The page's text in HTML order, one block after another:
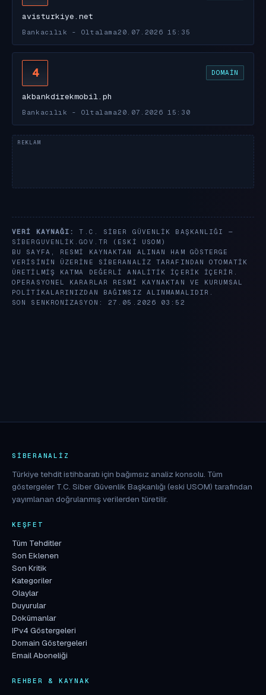
avisturkiye.net
Bankacılık - Oltalama20.07.2026 15:35
4 DOMAIN
akbankdirekmobil.ph
Bankacılık - Oltalama20.07.2026 15:30
VERI KAYNAĞI:
T.C. SIBER GÜVENLIK BAŞKANLIĞI —
SIBERGUVENLIK.GOV.TR
(ESKI USOM)
BU SAYFA, RESMI KAYNAKTAN ALINAN HAM GÖSTERGE
VERISININ ÜZERINE SIBERANALIZ TARAFINDAN OTOMATIK
ÜRETILMIŞ KATMA DEĞERLI ANALITIK IÇERIK IÇERIR.
OPERASYONEL KARARLAR RESMI KAYNAKTAN VE KURUMSAL
POLITIKALARINIZDAN BAĞIMSIZ ALINMAMALIDIR.
SON SENKRONIZASYON: 27.05.2026 03:52
SIBERANALIZ
Türkiye tehdit istihbaratı için bağımsız analiz konsolu. Tüm
göstergeler T.C. Siber Güvenlik Başkanlığı (eski USOM) tarafından
yayımlanan doğrulanmış verilerden türetilir.
KEŞFET
Tüm Tehditler
Son Eklenen
Son Kritik
Kategoriler
Olaylar
Duyurular
Dokümanlar
IPv4 Göstergeleri
Domain Göstergeleri
Email Aboneliği
REHBER & KAYNAK